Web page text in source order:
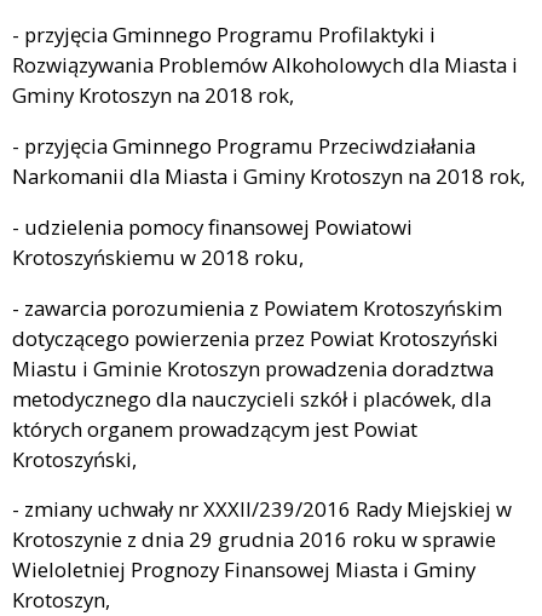
- przyjęcia Gminnego Programu Profilaktyki i
Rozwiązywania Problemów Alkoholowych dla Miasta i
Gminy Krotoszyn na 2018 rok,
- przyjęcia Gminnego Programu Przeciwdziałania
Narkomanii dla Miasta i Gminy Krotoszyn na 2018 rok,
- udzielenia pomocy finansowej Powiatowi
Krotoszyńskiemu w 2018 roku,
- zawarcia porozumienia z Powiatem Krotoszyńskim
dotyczącego powierzenia przez Powiat Krotoszyński
Miastu i Gminie Krotoszyn prowadzenia doradztwa
metodycznego dla nauczycieli szkół i placówek, dla
których organem prowadzącym jest Powiat
Krotoszyński,
- zmiany uchwały nr XXXII/239/2016 Rady Miejskiej w
Krotoszynie z dnia 29 grudnia 2016 roku w sprawie
Wieloletniej Prognozy Finansowej Miasta i Gminy
Krotoszyn,